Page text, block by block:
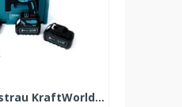
Mini Fierastrau KraftWorld GXT cu 2 Acumulatori, 38V, 10Ah, Lama 18 CM